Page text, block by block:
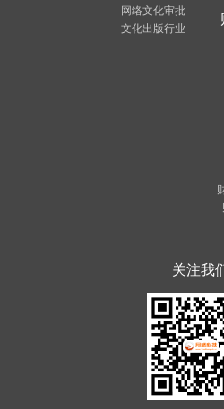
网络文化审批
文化出版行业
关注我